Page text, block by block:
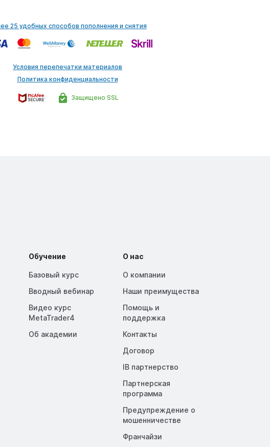
25 удобных способов пополнения и снятия
Защищено SSL
Условия перепечатки материалов
Политика конфиденциальности
Обучение
Базовый курс
Вводный вебинар
Видео курс
MetaTrader4
Об академии
О нас
О компании
Наши преимущества
Помощь и
поддержка
Контакты
Договор
IB партнерство
Партнерская
программа
Предупреждение о
мошенничестве
Франчайзи